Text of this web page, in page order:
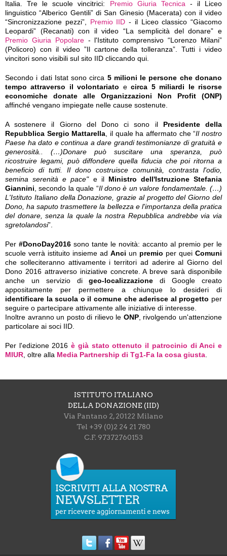
Italia. Tre le scuole vincitrici: Premio Giuria Tecnica- il Liceo
linguistico “Alberico Gentili” di San Ginesio (Macerata) con il video
“Sincronizzazione pezzi”, Premio IID - il Liceo classico “Giacomo
Leopardi” (Recanati) con il video “La semplicità del donare” e
Premio Giuria Popolare- l'Istituto comprensivo “Lorenzo Milani”
(Policoro) con il video ”Il cartone della tolleranza”. Tutti i video
vincitori sono visibili sul sito IID cliccando qui.
Secondo i dati Istat sono circa 5 milioni le persone che donano
tempo attraverso il volontariato ecirca 5 miliardi le risorse
economiche donate alle Organizzazioni Non Profit (ONP)
affinché vengano impiegate nelle cause sostenute.
A sostenere il Giorno del Dono ci sono il Presidente della
Repubblica Sergio Mattarella, il quale ha affermato che “Il nostro
Paese ha dato e continua a dare grandi testimonianze di gratuità e
generosità.. (…)Donare può suscitare una speranza, può
ricostruire legami, può diffondere quella fiducia che poi ritorna a
beneficio di tutti. Il dono costruisce comunità, contrasta l'odio,
semina serenità e pace"e il Ministro dell'Istruzione Stefania
Giannini, secondo la quale “Il dono è un valore fondamentale. (…)
L'Istituto Italiano della Donazione, grazie al progetto del Giorno del
Dono, ha saputo trasmettere la bellezza e l'importanza della pratica
del donare, senza la quale la nostra Repubblica andrebbe via via
sgretolandosi”.
Per #DonoDay2016 sono tante le novità: accanto al premio per le
scuole verrà istituito insieme ad Anci un premio per quei Comuni
che solleciteranno attivamente i territori ad aderire al Giorno del
Dono 2016 attraverso iniziative concrete. A breve sarà disponibile
anche un servizio digeo-localizzazione di Google creato
appositamente per permettere a chiunque lo desideri di
identificare la scuola o il comune che aderisce al progetto per
seguire o partecipare attivamente alle iniziative di interesse.
Inoltre avranno un posto di rilievo le ONP, rivolgendo un'attenzione
particolare ai soci IID.
Per l'edizione 2016è già stato ottenuto il patrocinio di Anci e
MIUR, oltre alla Media Partnership di Tg1-Fa la cosa giusta.
ISTITUTO ITALIANO
DELLA DONAZIONE (IID)
Via Pantano 2, 20122 Milano
Tel +39 (0)2 24 21 780
C.F. 97372760153